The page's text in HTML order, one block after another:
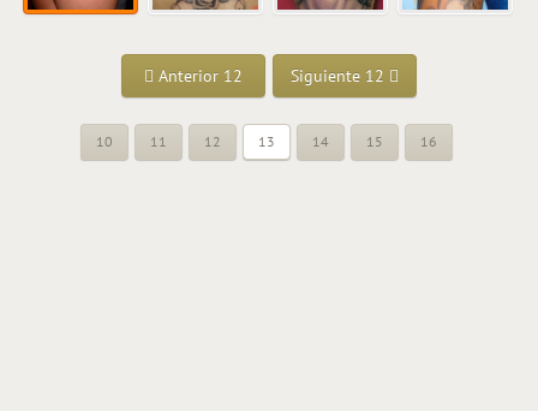
Anterior 12 Siguiente 12
10 11 12 13 14 15 16